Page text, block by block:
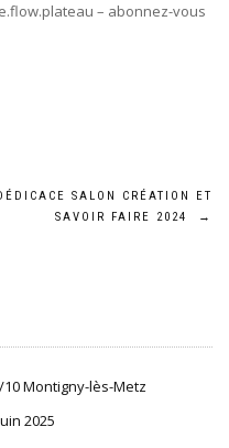
– abonnez-vous
SALON CRÉATION ET
SAVOIR FAIRE 2024
→
10 Montigny-lès-Metz
2025